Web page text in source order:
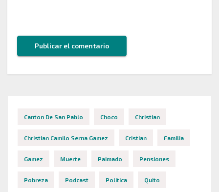
Canton De San Pablo Choco Christian
Christian Camilo Serna Gamez Cristian Familia
Gamez Muerte Paimado Pensiones
Pobreza Podcast Politica Quito